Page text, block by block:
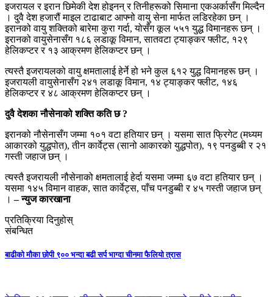
इजरायल र इरान छिमेकी देश होइनन् र तिनीहरूको सिमाना एकअर्कासँग मिल्दैन
। दुवै देश हजारौं माइल टाढाबाट आफ्नो वायु सेना मार्फत लडिरहेका छन् ।
इरानको वायु शक्तिको बारेमा कुरा गर्दा, योसँग कूल ५५१ युद्ध विमानहरू छन् ।
इरानको वायुसेनासँग १८६ लडाकू विमान, सातवटा ट्याङ्कर फ्लीट, १२९
हेलिकप्टर र १३ आक्रमण हेलिकप्टर छन् ।
त्यस्तै इजरायलको वायु क्षमतालाई हेर्ने हो भने कुल ६१२ युद्ध विमानहरू छन् ।
इजरायली वायुसेनासँग २४१ लडाकू विमान, १४ ट्याङ्कर फ्लीट, १४६
हेलिकप्टर र ४८ आक्रमण हेलिकप्टर छन् ।
दुवै देशका नौसेनाको शक्ति कति छ ?
इरानको नौसेनासँग जम्मा १०१ वटा हतियार छन् । यसमा सात फ्रिगेट (मध्यम
आकारको युद्धपोत), तीन कार्वेट्स (सानो आकारको युद्धपोत), १९ पनडुब्बी र २१
गस्ती जहाज छन् ।
त्यस्तै इजरायली नौसेनाको क्षमतालाई हेर्दा यसमा जम्मा ६७ वटा हतियार छन् ।
यसमा १४५ विमान वाहक, सात कार्वेट्स, पाँच पनडुब्बी र ४५ गस्ती जहाज छन्
।– न्युज कारखाना
प्रतिक्रिया दिनुहोस्
संबन्धित
बाढीको मौका छोपी ९०० भन्दा बढी सर्प भाग्दा चीनमा फैलियो त्रास